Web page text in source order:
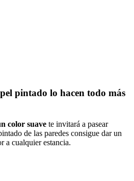
pintado lo hacen todo más
color suave te invitará a pasear
de las paredes consigue dar un
a cualquier estancia.